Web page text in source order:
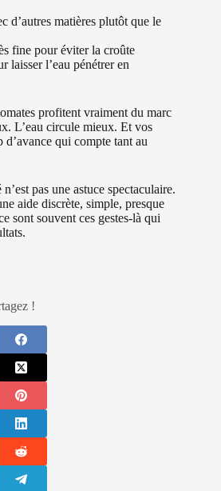
d’autres matières plutôt que le
fine pour éviter la croûte
laisser l’eau pénétrer en
profitent vraiment du marc
L’eau circule mieux. Et vos
qui compte tant au
pas une astuce spectaculaire.
aide discrète, simple, presque
sont souvent ces gestes-là qui
!